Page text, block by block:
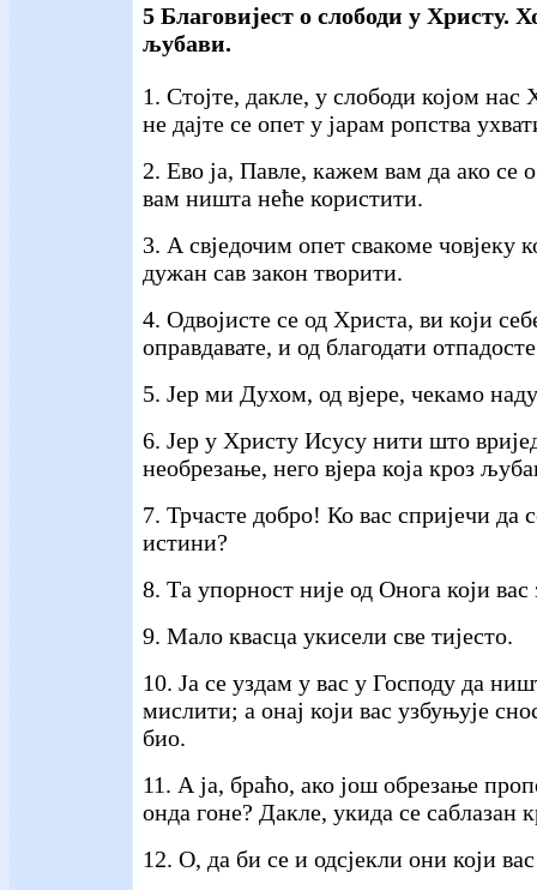
5 Благовијест о слободи у Христу.
љубави.
1. Стојте, дакле, у слободи којом нас
не дајте се опет у јарам ропства
2. Ево ја, Павле, кажем вам да ако се
вам ништа неће користити.
3. А свједочим опет свакоме човјеку
дужан сав закон творити.
4. Одвојисте се од Христа, ви који
оправдавате, и од благодати
5. Јер ми Духом, од вјере, чекамо
6. Јер у Христу Исусу нити што
необрезање, него вјера која кроз
7. Трчасте добро! Ко вас спријечи да
истини?
8. Та упорност није од Онога који вас
9. Мало квасца укисели све тијесто.
10. Ја се уздам у вас у Господу да
мислити; а онај који вас узбуњује
био.
11. А ја, браћо, ако још обрезање
онда гоне? Дакле, укида се саблазан
12. О, да би се и одсјекли они који